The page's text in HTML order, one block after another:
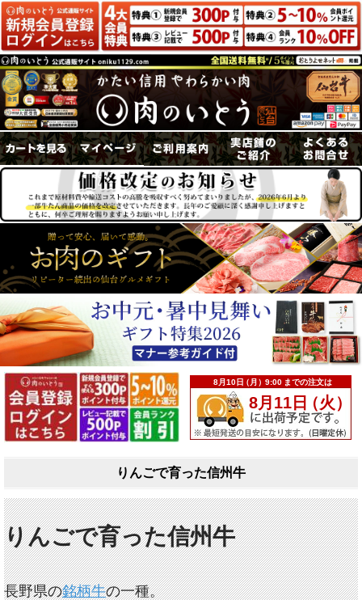
りんごで育った信州牛
りんごで育った信州牛
長野県の銘柄牛の一種。